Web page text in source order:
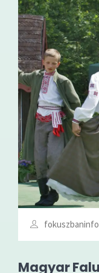
fokuszbaninfo
Magyar